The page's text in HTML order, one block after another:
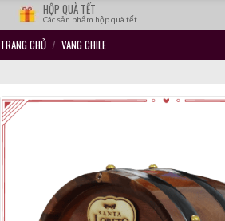
HỘP QUÀ TẾT
Các sản phẩm hộp quà tết
TRANG CHỦ / VANG CHILE